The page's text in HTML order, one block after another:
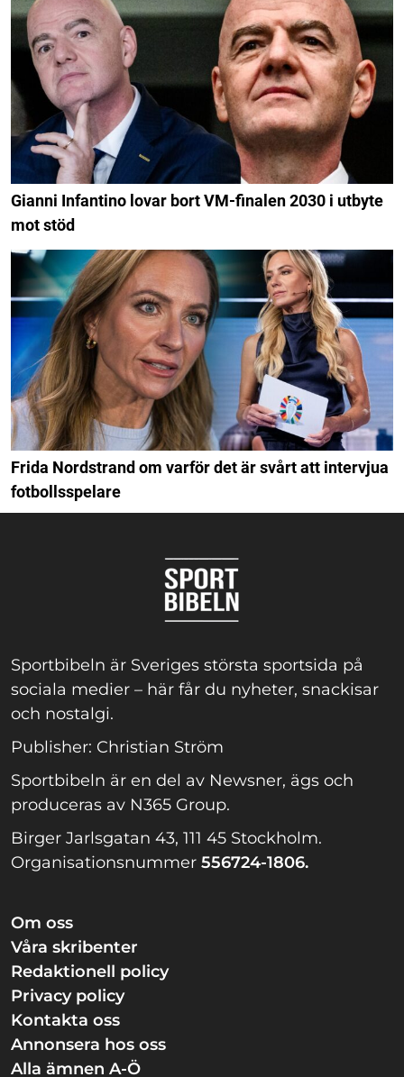
Gianni Infantino lovar bort VM-finalen 2030 i utbyte
mot stöd
Frida Nordstrand om varför det är svårt att intervjua
fotbollsspelare
Sportbibeln är Sveriges största sportsida på
sociala medier – här får du nyheter, snackisar
och nostalgi.
Publisher: Christian Ström
Sportbibeln är en del av Newsner, ägs och
produceras av N365 Group.
Birger Jarlsgatan 43, 111 45 Stockholm.
Organisationsnummer 556724-1806.
Om oss
Våra skribenter
Redaktionell policy
Privacy policy
Kontakta oss
Annonsera hos oss
Alla ämnen A-Ö